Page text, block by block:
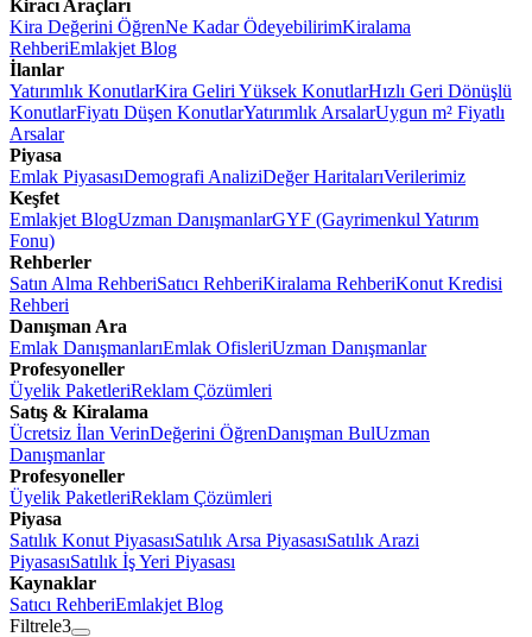
Kiracı Araçları
Kira Değerini ÖğrenNe Kadar ÖdeyebilirimKiralama
RehberiEmlakjet Blog
İlanlar
Yatırımlık KonutlarKira Geliri Yüksek KonutlarHızlı Geri Dönüşlü
KonutlarFiyatı Düşen KonutlarYatırımlık ArsalarUygun m² Fiyatlı
Arsalar
Piyasa
Emlak PiyasasıDemografi AnaliziDeğer HaritalarıVerilerimiz
Keşfet
Emlakjet BlogUzman DanışmanlarGYF (Gayrimenkul Yatırım
Fonu)
Rehberler
Satın Alma RehberiSatıcı RehberiKiralama RehberiKonut Kredisi
Rehberi
Danışman Ara
Emlak DanışmanlarıEmlak OfisleriUzman Danışmanlar
Profesyoneller
Üyelik PaketleriReklam Çözümleri
Satış & Kiralama
Ücretsiz İlan VerinDeğerini ÖğrenDanışman BulUzman
Danışmanlar
Profesyoneller
Üyelik PaketleriReklam Çözümleri
Piyasa
Satılık Konut PiyasasıSatılık Arsa PiyasasıSatılık Arazi
PiyasasıSatılık İş Yeri Piyasası
Kaynaklar
Satıcı RehberiEmlakjet Blog
Filtrele3